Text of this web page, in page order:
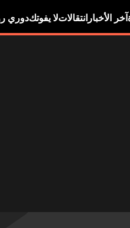
آخر الأخبار انتقالاتلا يفوتكدوري